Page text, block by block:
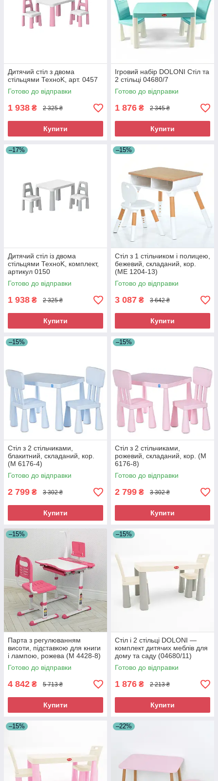
Дитячий стіл з двома
стільцями ТехноK, арт. 0457
Готово до відправки
1 938 ₴ 2 325 ₴
Купити
Ігровий набір DOLONI Стіл та
2 стільці 04680/7
Готово до відправки
1 876 ₴ 2 345 ₴
Купити
–17%
Дитячий стіл із двома
стільцями ТехноK, комплект,
артикул 0150
Готово до відправки
1 938 ₴ 2 325 ₴
Купити
–15%
Стіл з 1 стільчиком і полицею,
бежевий, складаний, кор.
(ME 1204-13)
Готово до відправки
3 087 ₴ 3 642 ₴
Купити
–15%
Стіл з 2 стільчиками,
блакитний, складаний, кор.
(M 6176-4)
Готово до відправки
2 799 ₴ 3 302 ₴
Купити
–15%
Стіл з 2 стільчиками,
рожевий, складаний, кор. (M
6176-8)
Готово до відправки
2 799 ₴ 3 302 ₴
Купити
–15%
Парта з регулюванням
висоти, підставкою для книги
і лампою, рожева (M 4428-8)
Готово до відправки
4 842 ₴ 5 713 ₴
Купити
–15%
Стіл і 2 стільці DOLONI —
комплект дитячих меблів для
дому та саду (04680/11)
Готово до відправки
1 876 ₴ 2 213 ₴
Купити
–15% –22%